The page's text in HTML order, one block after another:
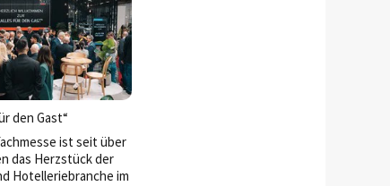
allem in ihrer
Neue
Formate
Themenwelten
für Innovation,
Impulse – genau
im Wandel jetzt
den Gast“
ist seit über
das Herzstück der
Hotelleriebranche im